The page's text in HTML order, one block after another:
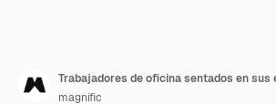
Trabajadores de oficina sentados en sus
magnific